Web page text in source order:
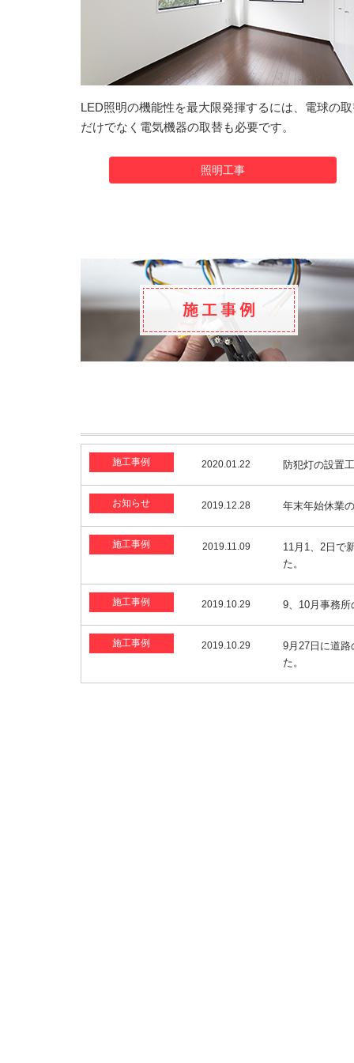
LED照明の機能性を最大限発揮するには、電球の
だけでなく電気機器の取替も必要です。
照明工事
施工事例 2020.01.22 防犯灯の設置
お知らせ 2019.12.28 年末年始休業
施工事例 2019.11.09
11月1、2日で
た。
施工事例 2019.10.29 9、10月事務
施工事例 2019.10.29
9月27日に道
た。